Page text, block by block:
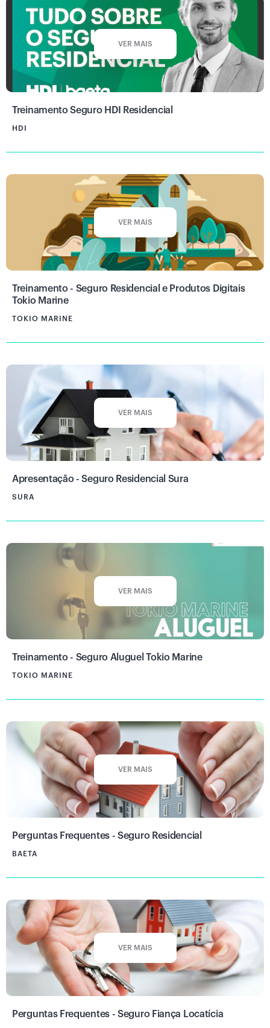
VER MAIS
Treinamento Seguro HDI Residencial
HDI
VER MAIS
Treinamento - Seguro Residencial e Produtos Digitais
Tokio Marine
TOKIO MARINE
VER MAIS
Apresentação - Seguro Residencial Sura
SURA
VER MAIS
Treinamento - Seguro Aluguel Tokio Marine
TOKIO MARINE
VER MAIS
Perguntas Frequentes - Seguro Residencial
BAETA
VER MAIS
Perguntas Frequentes - Seguro Fiança Locatícia